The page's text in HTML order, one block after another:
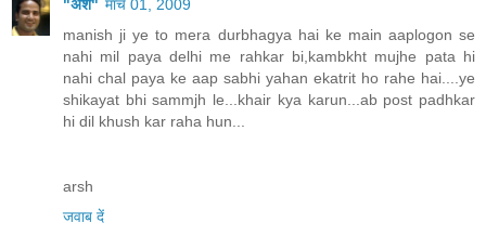
"अर्श" मार्च 01, 2009
manish ji ye to mera durbhagya hai ke main aaplogon se
nahi mil paya delhi me rahkar bi,kambkht mujhe pata hi
nahi chal paya ke aap sabhi yahan ekatrit ho rahe hai....ye
shikayat bhi sammjh le...khair kya karun...ab post padhkar
hi dil khush kar raha hun...
arsh
जवाब दें